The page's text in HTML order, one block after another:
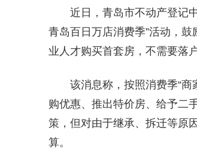
近日，青岛市不动产登记
青岛百日万店消费季”活动，
业人才购买首套房，不需要落
该消息称，按照消费季“
购优惠、推出特价房、给予二
策，但对由于继承、拆迁等原
算。